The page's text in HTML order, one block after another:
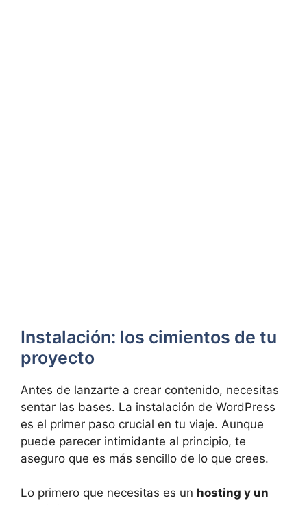
Instalación: los cimientos de tu
proyecto
Antes de lanzarte a crear contenido, necesitas
sentar las bases. La instalación de WordPress
es el primer paso crucial en tu viaje. Aunque
puede parecer intimidante al principio, te
aseguro que es más sencillo de lo que crees.
Lo primero que necesitas es un hosting y un